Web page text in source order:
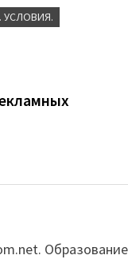
УСЛОВИЯ.